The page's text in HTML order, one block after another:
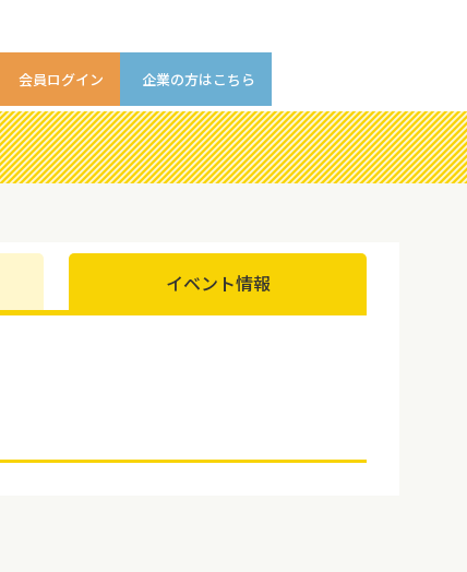
会員ログイン 企業の方はこちら
イベント情報